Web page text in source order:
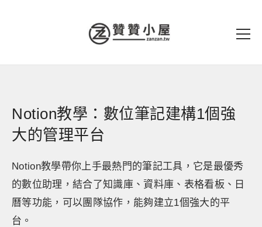
Notion教學：數位筆記建構1個強
大的管理平台
Notion教學帶你上手最熱門的筆記工具，它是最優秀
的數位助理，結合了知識庫、資料庫、表格看板、日
曆等功能，可以團隊協作，能夠建立1個強大的平
台。